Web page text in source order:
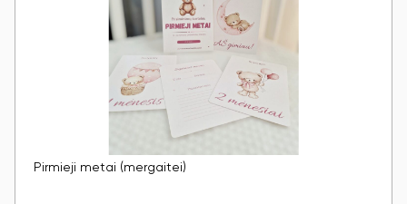
Pirmieji metai (mergaitei)